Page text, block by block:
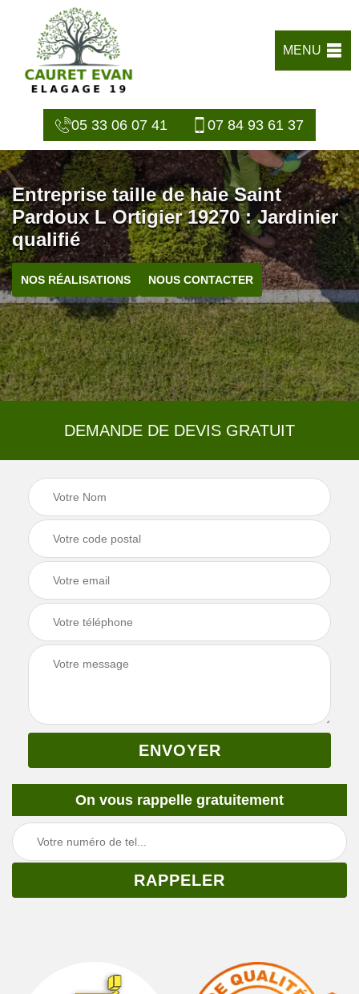
MENU
05 33 06 07 41 07 84 93 61 37
Entreprise taille de haie Saint
Pardoux L Ortigier 19270 : Jardinier
qualifié
NOS RÉALISATIONS NOUS CONTACTER
DEMANDE DE DEVIS GRATUIT
On vous rappelle gratuitement